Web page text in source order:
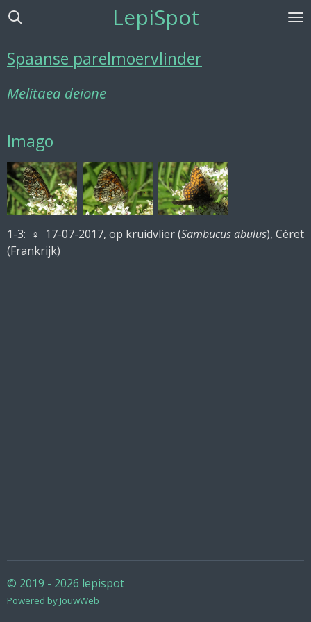
Ga
de
LepiSpot
Spaanse parelmoervlinder
Melitaea deione
Imago
1-3: ♀ 17-07-2017, op kruidvlier (Sambucus abulus), Céret
(Frankrijk)
© 2019 - 2026 lepispot
Powered by JouwWeb